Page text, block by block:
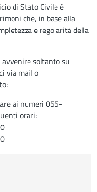
di Stato Civile è
che, in base alla
e regolarità della
avvenire soltanto su
via mail o
ai numeri 055-
orari: